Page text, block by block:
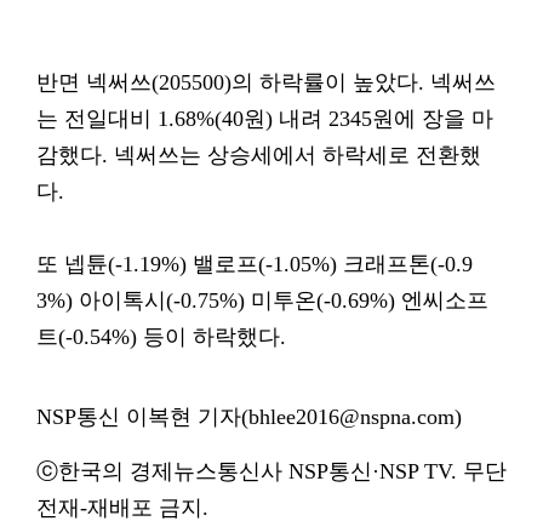
반면 넥써쓰(205500)의 하락률이 높았다. 넥써쓰
는 전일대비 1.68%(40원) 내려 2345원에 장을 마
감했다. 넥써쓰는 상승세에서 하락세로 전환했
다.
또 넵튠(-1.19%) 밸로프(-1.05%) 크래프톤(-0.9
3%) 아이톡시(-0.75%) 미투온(-0.69%) 엔씨소프
트(-0.54%) 등이 하락했다.
NSP통신 이복현 기자(bhlee2016@nspna.com)
ⓒ한국의 경제뉴스통신사 NSP통신·NSP TV. 무단
전재-재배포 금지.